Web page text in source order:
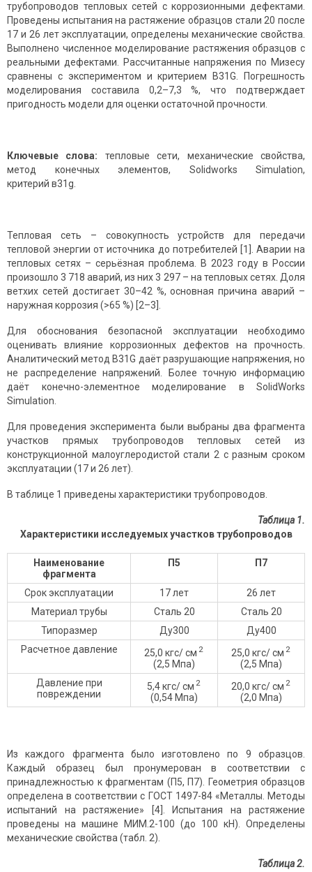
трубопроводов тепловых сетей с коррозионными дефектами.
Проведены испытания на растяжение образцов стали 20 после
17 и 26 лет эксплуатации, определены механические свойства.
Выполнено численное моделирование растяжения образцов с
реальными дефектами. Рассчитанные напряжения по Мизесу
сравнены с экспериментом и критерием B31G. Погрешность
моделирования составила 0,2–7,3 %, что подтверждает
пригодность модели для оценки остаточной прочности.
Ключевые слова: тепловые сети, механические свойства,
метод конечных элементов, Solidworks Simulation,
критерий в31g.
Тепловая сеть – совокупность устройств для передачи
тепловой энергии от источника до потребителей [1]. Аварии на
тепловых сетях – серьёзная проблема. В 2023 году в России
произошло 3 718 аварий, из них 3 297 – на тепловых сетях. Доля
ветхих сетей достигает 30–42 %, основная причина аварий –
наружная коррозия (>65 %) [2–3].
Для обоснования безопасной эксплуатации необходимо
оценивать влияние коррозионных дефектов на прочность.
Аналитический метод B31G даёт разрушающие напряжения, но
не распределение напряжений. Более точную информацию
даёт конечно-элементное моделирование в SolidWorks
Simulation.
Для проведения эксперимента были выбраны два фрагмента
участков прямых трубопроводов тепловых сетей из
конструкционной малоуглеродистой стали 2 с разным сроком
эксплуатации (17 и 26 лет).
В таблице 1 приведены характеристики трубопроводов.
Таблица 1.
Характеристики исследуемых участков трубопроводов
Наименование
фрагмента
П5 П7
Срок эксплуатации 17 лет
26 лет
Материал трубы
Сталь 20
Сталь 20
Типоразмер
Ду300
Ду400
Расчетное давление
25,0 кгс/ cм 2
(2,5 Мпа)
25,0 кгс/ cм 2
(2,5 Мпа)
Давление при
повреждении
5,4 кгс/ cм 2
(0,54 Мпа)
20,0 кгс/ cм 2
(2,0 Мпа)
Из каждого фрагмента было изготовлено по 9 образцов.
Каждый образец был пронумерован в соответствии с
принадлежностью к фрагментам (П5, П7). Геометрия образцов
определена в соответствии с ГОСТ 1497-84 «Металлы. Методы
испытаний на растяжение» [4]. Испытания на растяжение
проведены на машине МИМ.2-100 (до 100 кН). Определены
механические свойства (табл. 2).
Таблица 2.